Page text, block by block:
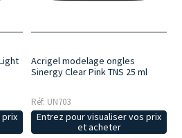
prix
Acrigel modelage ongles
Sinergy Clear Pink TNS 25 ml
Réf: UN703
Entrez pour visualiser vos prix
et acheter